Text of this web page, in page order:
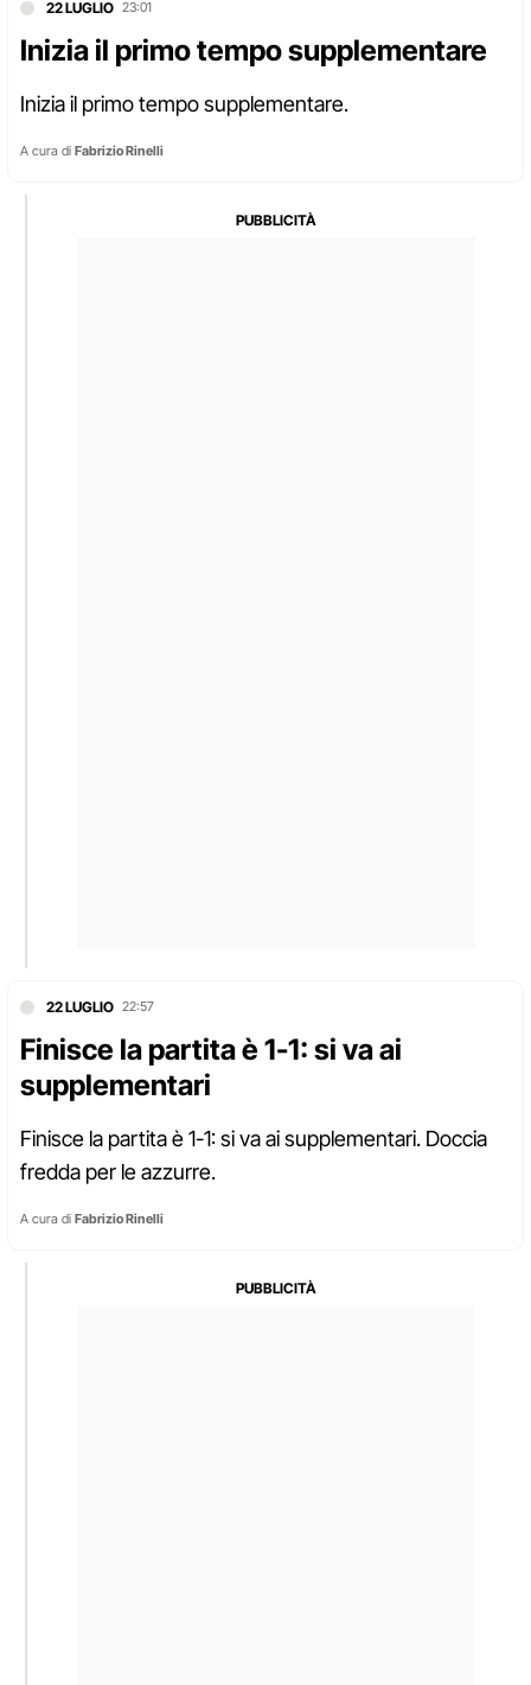
22 LUGLIO 23:01
Inizia il primo tempo supplementare
Inizia il primo tempo supplementare.
A cura di Fabrizio Rinelli
22 LUGLIO 22:57
Finisce la partita è 1-1: si va ai
supplementari
Finisce la partita è 1-1: si va ai supplementari. Doccia
fredda per le azzurre.
A cura di Fabrizio Rinelli